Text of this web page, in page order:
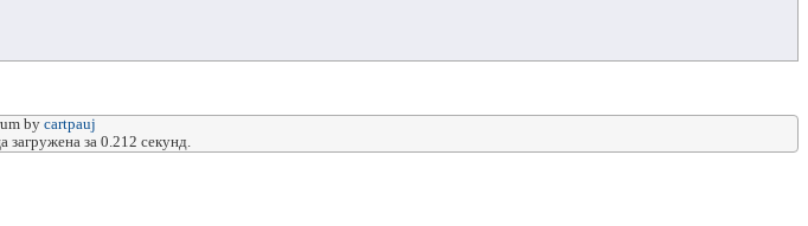
by cartpauj
за 0.212 секунд.